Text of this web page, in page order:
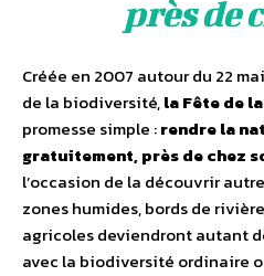
près de
Créée en 2007 autour du 22
de la biodiversité,la Fête de
promesse simple :rendre la
gratuitement, près de chez
l’occasion de la découvrir
zones humides, bords de
agricoles deviendront autant
avec la biodiversité ordinaire